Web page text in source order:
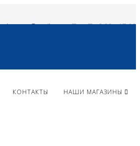
vlparma@mail.ru Пн - Пт 9:00 - 17:00
КОНТАКТЫ НАШИ МАГАЗИНЫ